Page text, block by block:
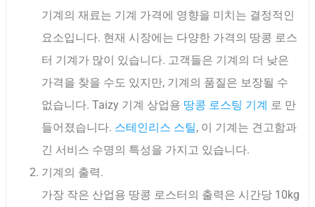
기계의 재료는 기계 가격에 영향을 미치는 결정적인
요소입니다. 현재 시장에는 다양한 가격의 땅콩 로스
터 기계가 많이 있습니다. 고객들은 기계의 더 낮은
가격을 찾을 수도 있지만, 기계의 품질은 보장될 수
없습니다. Taizy 기계 상업용 땅콩 로스팅 기계 로 만
들어졌습니다. 스테인리스 스틸, 이 기계는 견고함과
긴 서비스 수명의 특성을 가지고 있습니다.
기계의 출력.
가장 작은 산업용 땅콩 로스터의 출력은 시간당 10kg